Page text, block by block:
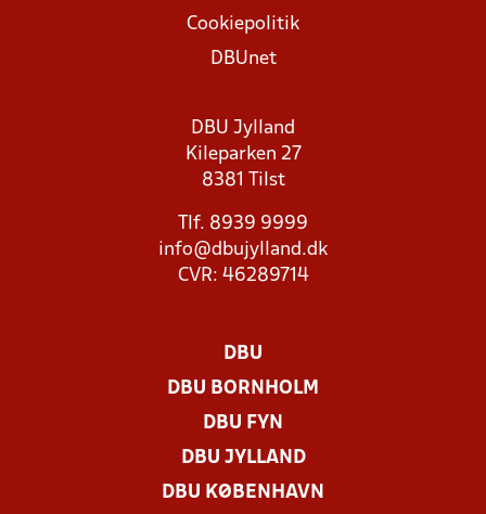
Cookiepolitik
DBUnet
DBU Jylland
Kileparken 27
8381 Tilst
Tlf. 8939 9999
info@dbujylland.dk
CVR: 46289714
DBU
DBU BORNHOLM
DBU FYN
DBU JYLLAND
DBU KØBENHAVN